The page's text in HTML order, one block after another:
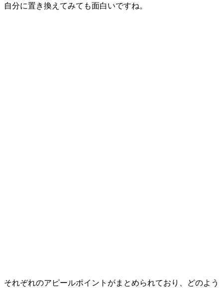
自分に置き換えてみても面白いですね。
それぞれのアピールポイントがまとめられており、どのよう